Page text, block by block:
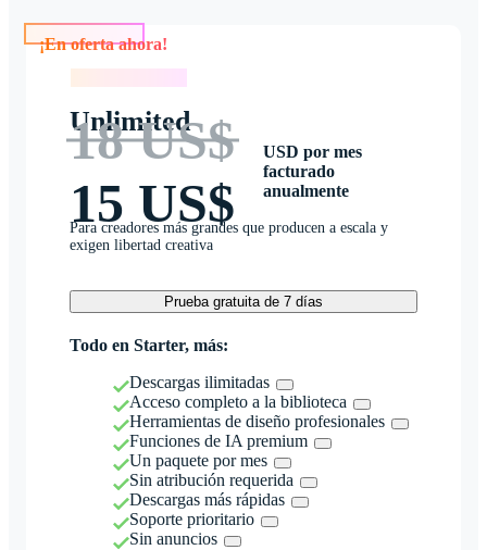
Unlimited
18 US$
15 US$
USD por mes
facturado
anualmente
Para creadores más grandes que producen a escala y
exigen libertad creativa
Prueba gratuita de 7 días
Todo en Starter, más:
Descargas ilimitadas
Acceso completo a la biblioteca
Herramientas de diseño profesionales
Funciones de IA premium
Un paquete por mes
Sin atribución requerida
Descargas más rápidas
Soporte prioritario
Sin anuncios